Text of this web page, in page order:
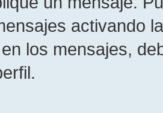
activando
los mensajes,